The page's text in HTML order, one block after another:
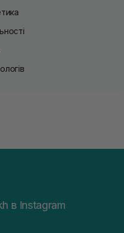
в Instagram